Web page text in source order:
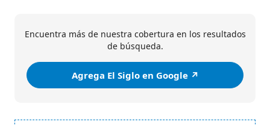
Encuentra más de nuestra cobertura en los resultados
de búsqueda.
Agrega El Siglo en Google ↗️